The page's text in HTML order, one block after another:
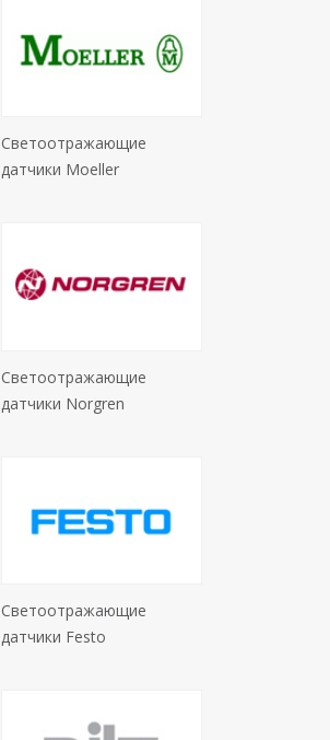
Светоотражающие
датчики Moeller
Светоотражающие
датчики Norgren
Светоотражающие
датчики Festo